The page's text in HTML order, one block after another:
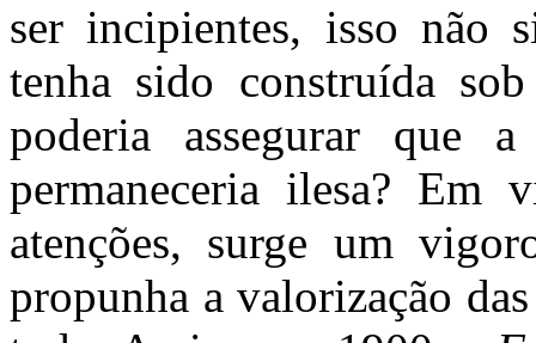
ser incipientes, isso não
tenha sido construída
poderia assegurar que
permaneceria ilesa? Em
atenções, surge um
propunha a valorização